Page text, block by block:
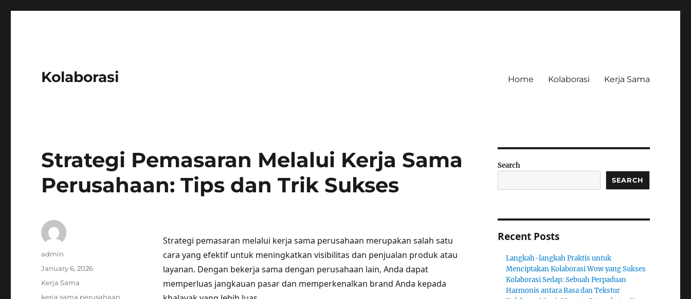
Kolaborasi Home Kolaborasi Kerja Sama
Strategi Pemasaran Melalui Kerja Sama
Perusahaan: Tips dan Trik Sukses
Strategi pemasaran melalui kerja sama perusahaan merupakan salah satu
cara yang efektif untuk meningkatkan visibilitas dan penjualan produk atau
layanan. Dengan bekerja sama dengan perusahaan lain, Anda dapat
memperluas jangkauan pasar dan memperkenalkan brand Anda kepada
Author
admin
Posted
January 6, 2026
Categories
Kerja Sama
Tags
kerja sama perusahaan
Search
SEARCH
Recent Posts
Langkah-langkah Praktis untuk
Menciptakan Kolaborasi Wow yang Sukses
Kolaborasi Sedap: Sebuah Perpaduan
Harmonis antara Rasa dan Tekstur